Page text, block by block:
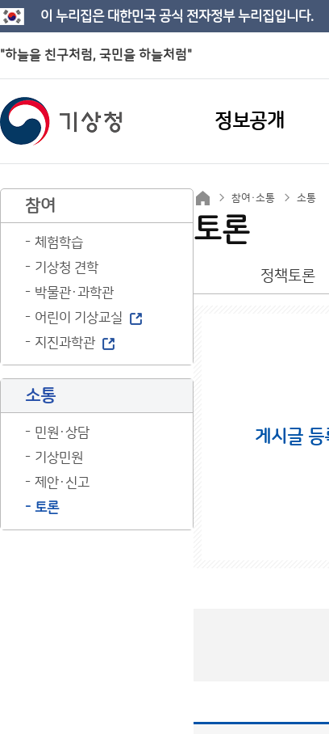
이 누리집은 대한민국 공식 전자정부 누리집입니다.
"하늘을 친구처럼, 국민을 하늘처럼"
정보공개
참여
체험학습
기상청 견학
박물관·과학관
어린이 기상교실
지진과학관
소통
민원·상담
기상민원
제안·신고
토론
참여·소통 소통
토론
정책토론
게시글